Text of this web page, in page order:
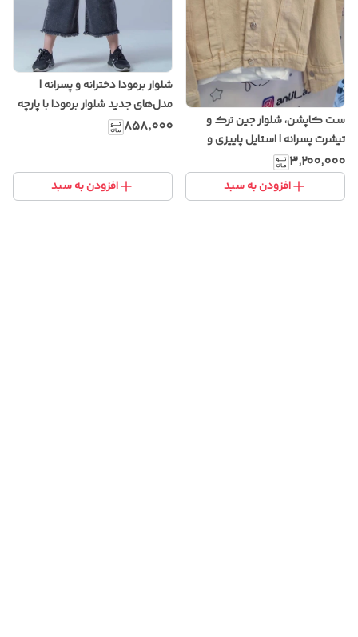
ست کاپشن، شلوار جین ترک و
تیشرت پسرانه | استایل پاییزی و
زمستانی با طراحی شیک و پارچه
باکیفیت
۳٬۲۰۰٬۰۰۰
افزودن به سبد
شلوار برمودا دخترانه و پسرانه |
مدل‌های جدید شلوار برمودا با پارچه
خنک و راحت
۸۵۸٬۰۰۰
افزودن به سبد